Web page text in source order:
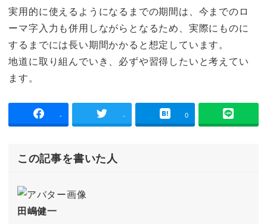
実用的に使えるようになるまでの期間は、今までのロ
ーマ字入力も併用しながらとなるため、実際にものに
するまでには長い期間かかると想定しています。
地道に取り組んでいき、必ずや習得したいと考えてい
ます。
- - 0
この記事を書いた人
田嶋健一